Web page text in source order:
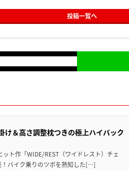
投稿一覧へ
け＆高さ調整枕つきの極上ハイバック
ト作「WIDE/REST（ワイドレスト）チェ
！バイク乗りのツボを熟知した[…]